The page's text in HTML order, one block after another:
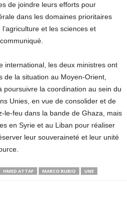
de joindre leurs efforts pour
dans les domaines prioritaires
et les sciences et
international, les deux ministres ont
de la situation au Moyen-Orient,
poursuivre la coordination au sein du
Unies, en vue de consolider et de
le-feu dans la bande de Ghaza, mais
en Syrie et au Liban pour réaliser
leur souveraineté et leur unité
HMED ATTAF MARCO RUBIO UNE